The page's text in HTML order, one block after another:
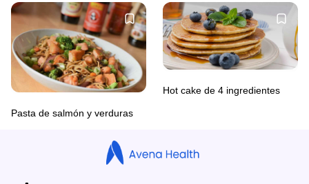
Pasta de salmón y verduras
Hot cake de 4 ingredientes